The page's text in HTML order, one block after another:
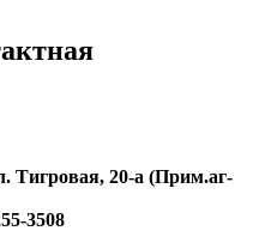
Тигровая, 20-а (Прим.аг-
3508